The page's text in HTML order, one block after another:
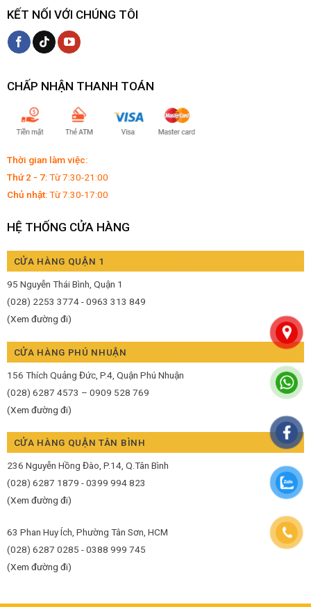
KẾT NỐI VỚI CHÚNG TÔI
CHẤP NHẬN THANH TOÁN
Thời gian làm việc:
Thứ 2 - 7:Từ 7:30-21:00
Chủ nhật:Từ 7:30-17:00
HỆ THỐNG CỬA HÀNG
CỬA HÀNG QUẬN 1
95 Nguyễn Thái Bình, Quận 1
(028) 2253 3774 - 0963 313 849
(Xem đường đi)
CỬA HÀNG PHÚ NHUẬN
156 Thích Quảng Đức, P.4, Quận Phú Nhuận
(028) 6287 4573 – 0909 528 769
(Xem đường đi)
CỬA HÀNG QUẬN TÂN BÌNH
236 Nguyễn Hồng Đào, P.14, Q.Tân Bình
(028) 6287 1879 - 0399 994 823
(Xem đường đi)
63 Phan Huy Ích, Phường Tân Sơn, HCM
(028) 6287 0285 - 0388 999 745
(Xem đường đi)